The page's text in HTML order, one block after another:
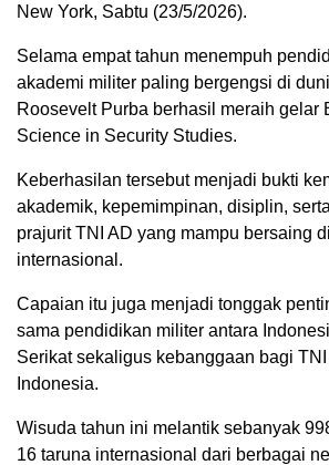
New York, Sabtu (23/5/2026).
Selama empat tahun menempuh
akademi militer paling bergengsi di
Roosevelt Purba berhasil meraih gelar
Science in Security Studies.
Keberhasilan tersebut menjadi bukti
akademik, kepemimpinan, disiplin,
prajurit TNI AD yang mampu bersaing
internasional.
Capaian itu juga menjadi tonggak
sama pendidikan militer antara
Serikat sekaligus kebanggaan bagi
Indonesia.
Wisuda tahun ini melantik sebanyak
16 taruna internasional dari berbagai